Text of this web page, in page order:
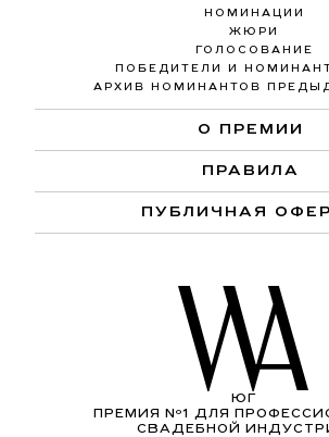
НОМИНАЦИИ
ЖЮРИ
ГОЛОСОВАНИЕ
ПОБЕДИТЕЛИ И
АРХИВ НОМИНАНТОВ
О ПРЕМИИ
ПРАВИЛА
ПУБЛИЧНАЯ
ЮГ
ПРЕМИЯ Nº1 ДЛЯ
СВАДЕБНОЙ